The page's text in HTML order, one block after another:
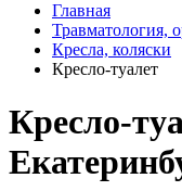
Главная
Травматология,
Кресла, коляски
Кресло-туалет
Кресло-